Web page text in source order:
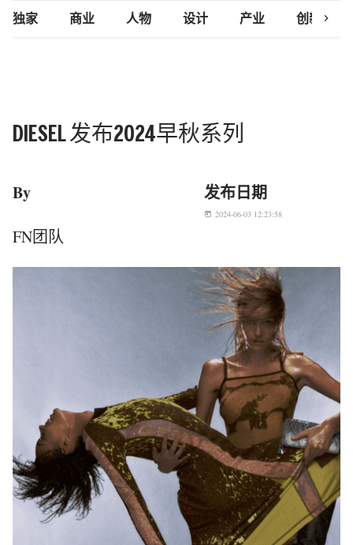
独家 商业 人物 设计 产业 创新研究
chevron_right
DIESEL 发布2024早秋系列
By
FN团队
发布日期
today 2024-06-03 12:23:58